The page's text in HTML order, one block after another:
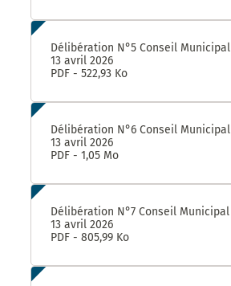
Délibération N°5 Conseil Municipal
13 avril 2026
PDF - 522,93 Ko
Délibération N°6 Conseil Municipal
13 avril 2026
PDF - 1,05 Mo
Délibération N°7 Conseil Municipal
13 avril 2026
PDF - 805,99 Ko